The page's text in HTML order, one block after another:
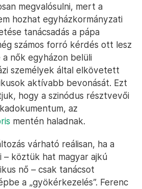
megvalósulni, mert a
hozhat egyházkormányzati
tanácsadás a pápa
számos forró kérdés ott lesz
nők egyházon belüli
személyek által elkövetett
aktívabb bevonását. Ezt
hogy a szinódus résztvevői
az
mentén haladnak.
várható reálisan, ha a
– köztük hat magyar ajkú
nő – csak tanácsot
a „gyökérkezelés”. Ferenc